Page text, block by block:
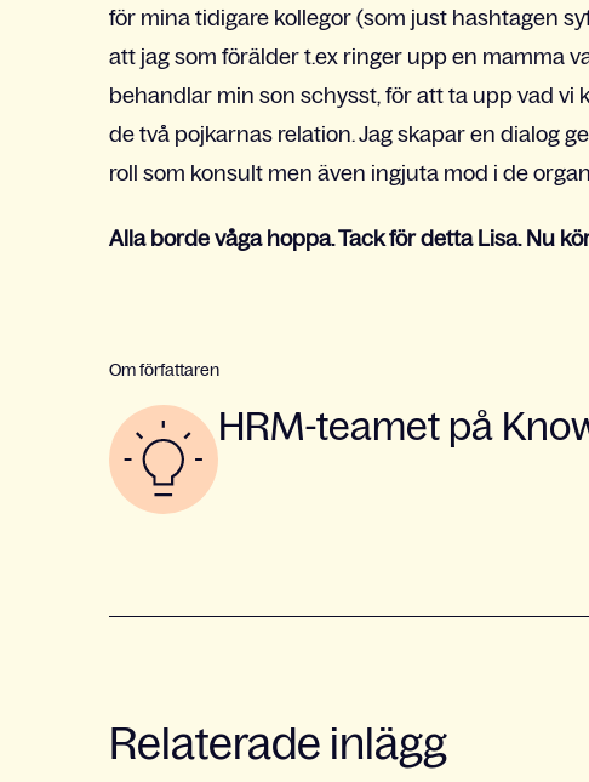
för mina tidigare kollegor (som just hashtagen
att jag som förälder t.ex ringer upp en mamma
behandlar min son schysst, för att ta upp vad vi
de två pojkarnas relation. Jag skapar en dialog
roll som konsult men även ingjuta mod i de
Alla borde våga hoppa. Tack för detta Lisa. Nu
Om författaren
HRM-teamet på
Relaterade inlägg